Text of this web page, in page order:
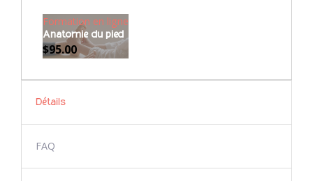
Formation en ligne
Anatomie du pied
$95.00
Détails
FAQ